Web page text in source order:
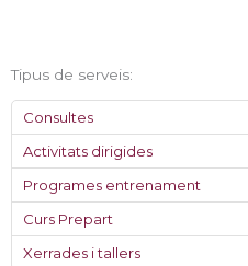
Tipus de serveis:
Consultes
Activitats dirigides
Programes entrenament
Curs Prepart
Xerrades i tallers